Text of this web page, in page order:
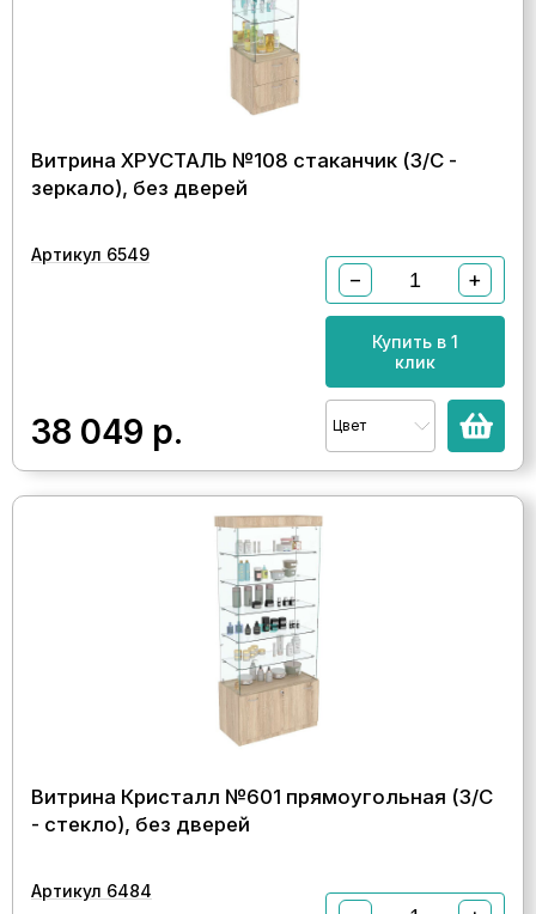
Витрина ХРУСТАЛЬ №108 стаканчик (З/C -
зеркало), без дверей
Артикул 6549
38 049 р.
− +
Купить в 1
клик
Цвет
Витрина Кристалл №601 прямоугольная (З/C
- стекло), без дверей
Артикул 6484